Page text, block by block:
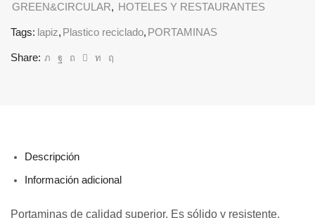
GREEN&CIRCULAR, HOTELES Y RESTAURANTES
Tags: lapiz, Plastico reciclado, PORTAMINAS
Share:
Descripción
Información adicional
Portaminas de calidad superior. Es sólido y resistente,